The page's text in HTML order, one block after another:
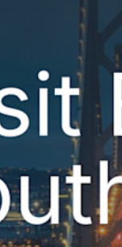
Fale com VendasFale